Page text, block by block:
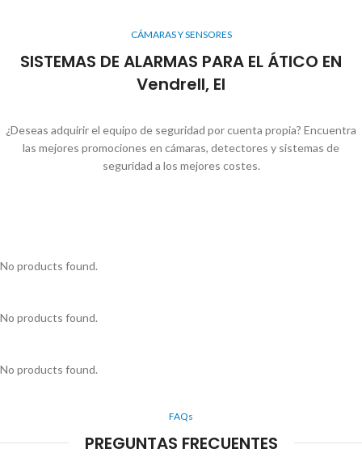
CÁMARAS Y SENSORES
SISTEMAS DE ALARMAS PARA EL ÁTICO EN
Vendrell, El
¿Deseas adquirir el equipo de seguridad por cuenta propia? Encuentra
las mejores promociones en cámaras, detectores y sistemas de
seguridad a los mejores costes.
No products found.
No products found.
No products found.
FAQs
PREGUNTAS FRECUENTES